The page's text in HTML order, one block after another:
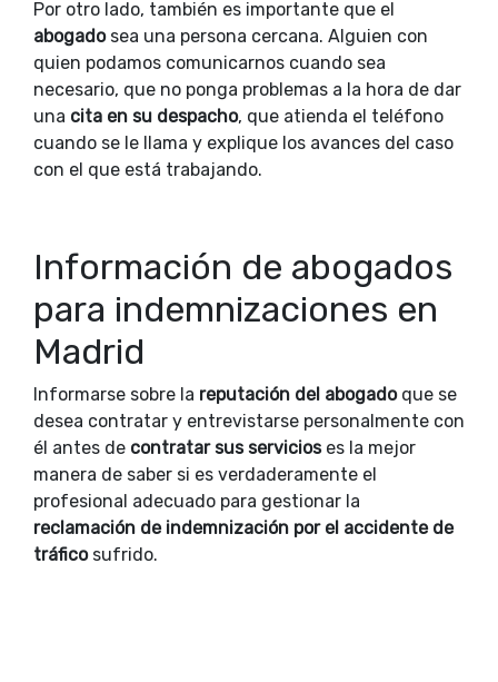
Por otro lado, también es importante que el
abogado sea una persona cercana. Alguien con
quien podamos comunicarnos cuando sea
necesario, que no ponga problemas a la hora de dar
una cita en su despacho, que atienda el teléfono
cuando se le llama y explique los avances del caso
con el que está trabajando.
Información de abogados
para indemnizaciones en
Madrid
Informarse sobre la reputación del abogadoque se
desea contratar y entrevistarse personalmente con
él antes de contratar sus servicioses la mejor
manera de saber si es verdaderamente el
profesional adecuado para gestionar la
reclamación de indemnización por el accidente de
tráficosufrido.